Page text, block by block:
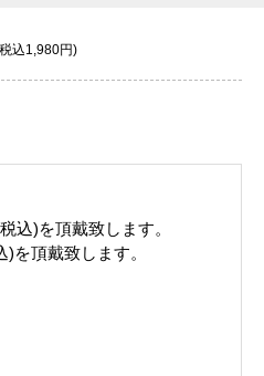
込1,980円)
込)を頂戴致します。
を頂戴致します。